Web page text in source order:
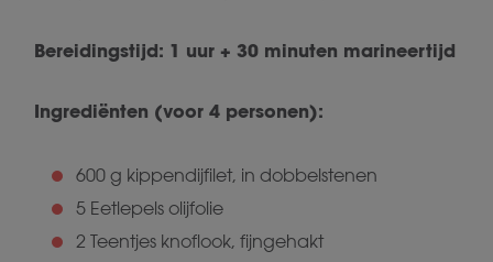
Bereidingstijd: 1 uur + 30 minuten marineertijd
Ingrediënten (voor 4 personen):
600 g kippendijfilet, in dobbelstenen
5 Eetlepels olijfolie
2 Teentjes knoflook, fijngehakt